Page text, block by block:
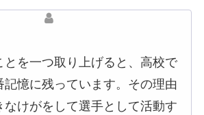
とを一つ取り上げると、高校で
記憶に残っています。その理由
なけがをして選手として活動す